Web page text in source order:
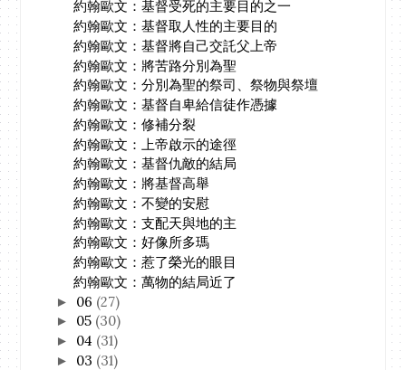
約翰歐文：基督受死的主要目的之一
約翰歐文：基督取人性的主要目的
約翰歐文：基督將自己交託父上帝
約翰歐文：將苦路分別為聖
約翰歐文：分別為聖的祭司、祭物與祭壇
約翰歐文：基督自卑給信徒作憑據
約翰歐文：修補分裂
約翰歐文：上帝啟示的途徑
約翰歐文：基督仇敵的結局
約翰歐文：將基督高舉
約翰歐文：不變的安慰
約翰歐文：支配天與地的主
約翰歐文：好像所多瑪
約翰歐文：惹了榮光的眼目
約翰歐文：萬物的結局近了
► 06 (27)
► 05 (30)
► 04 (31)
► 03 (31)